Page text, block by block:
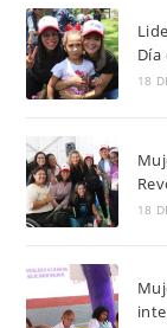
Día
18
18